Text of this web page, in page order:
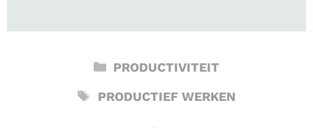
CATEGORIEËN
PRODUCTIVITEIT
TAGS
PRODUCTIEF WERKEN